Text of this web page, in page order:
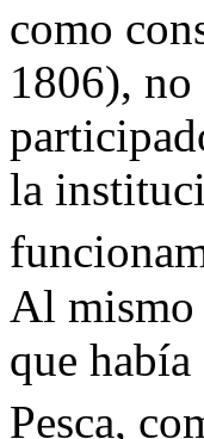
como
1806), no
la
Al mismo
que
Pesca,